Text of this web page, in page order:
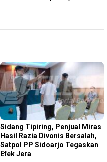
Sidang Tipiring, Penjual Miras
Hasil Razia Divonis Bersalah,
Satpol PP Sidoarjo Tegaskan
Efek Jera